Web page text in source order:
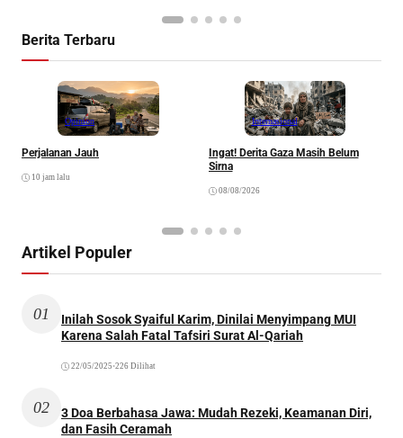
Berita Terbaru
Opinion
Perjalanan Jauh
10 jam lalu
Internasional
Ingat! Derita Gaza Masih Belum
Sirna
08/08/2026
Artikel Populer
01
Inilah Sosok Syaiful Karim, Dinilai Menyimpang MUI
Karena Salah Fatal Tafsiri Surat Al-Qariah
22/05/2025 •226 Dilihat
02
3 Doa Berbahasa Jawa: Mudah Rezeki, Keamanan Diri,
dan Fasih Ceramah